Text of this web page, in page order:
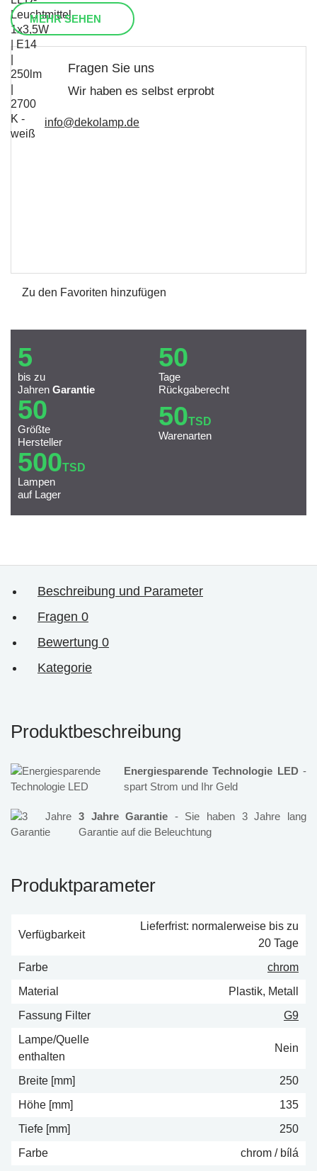
MEHR SEHEN
Fragen Sie uns
Wir haben es selbst erprobt
info@dekolamp.de
Zu den Favoriten hinzufügen
5
bis zu
Jahren Garantie
50
Tage
Rückgaberecht
50
Größte
Hersteller
50TSD
Warenarten
500TSD
Lampen
auf Lager
Beschreibung und Parameter
Fragen 0
Bewertung 0
Kategorie
Produktbeschreibung
Energiesparende Technologie LED-
spart Strom und Ihr Geld
3 Jahre Garantie - Sie haben 3 Jahre lang
Garantie auf die Beleuchtung
Produktparameter
Verfügbarkeit
Lieferfrist: normalerweise bis zu
20 Tage
Farbe
chrom
Material
Plastik, Metall
Fassung Filter
G9
Lampe/Quelle
enthalten
Nein
Breite [mm]
250
Höhe [mm]
135
Tiefe [mm]
250
Farbe
chrom / bílá